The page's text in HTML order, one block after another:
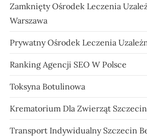
Zamknięty Ośrodek Leczenia
Warszawa
Prywatny Ośrodek Leczenia
Ranking Agencji SEO W Polsce
Toksyna Botulinowa
Krematorium Dla Zwierząt Szczecin
Transport Indywidualny Szczecin